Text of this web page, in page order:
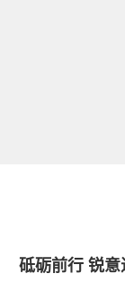
砥砺前行 锐意